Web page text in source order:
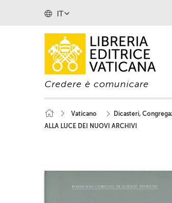
IT
Credere è comunicare
Vaticano Dicasteri,
ALLA LUCE DEI NUOVI ARCHIVI